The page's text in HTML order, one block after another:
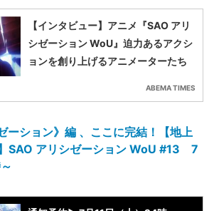
【インタビュー】アニメ『SAO アリ
シゼーション WoU』迫力あるアクシ
ョンを創り上げるアニメーターたち
ABEMA TIMES
ーション》編 、ここに完結！【地上
SAO アリシゼーション WoU #13 7